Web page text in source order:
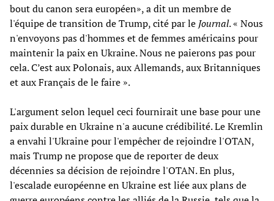
bout du canon sera européen», a dit un membre de
l'équipe de transition de Trump, cité par le Journal. « Nous
n'envoyons pas d'hommes et de femmes américains pour
maintenir la paix en Ukraine. Nous ne paierons pas pour
cela. C’est aux Polonais, aux Allemands, aux Britanniques
et aux Français de le faire ».
L'argument selon lequel ceci fournirait une base pour une
paix durable en Ukraine n'a aucune crédibilité. Le Kremlin
a envahi l'Ukraine pour l'empêcher de rejoindre l'OTAN,
mais Trump ne propose que de reporter de deux
décennies sa décision de rejoindre l'OTAN. En plus,
l'escalade européenne en Ukraine est liée aux plans de